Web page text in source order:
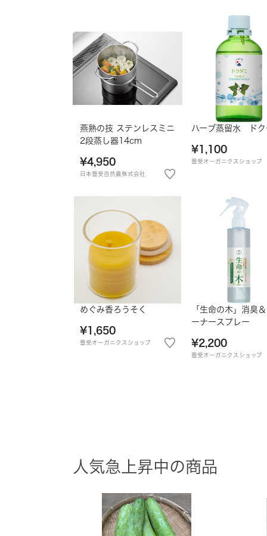
燕熟の技 ステンレスミニ
2段蒸し器14cm
¥4,950
日本豊受自然農株式会社
ハーブ蒸留水 ド
¥1,100
豊受オーガニクスショップ
めぐみ香ろうそく
¥1,650
豊受オーガニクスショップ
「生命の木」消臭
ーナースプレー
¥2,200
豊受オーガニクスショップ
人気急上昇中の商品